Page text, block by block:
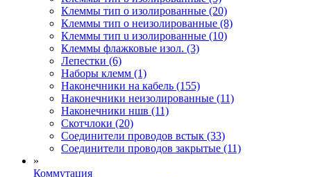
Клеммы тип o изолированные (20)
Клеммы тип o неизолированные (8)
Клеммы тип u изолированные (10)
Клеммы флажковые изол. (3)
Лепестки (6)
Наборы клемм (1)
Наконечники на кабель (155)
Наконечники неизолированные (11)
Наконечники ншв (11)
Скотчлоки (20)
Соединители проводов встык (33)
Соединители проводов закрытые (11)
»
Коммутация